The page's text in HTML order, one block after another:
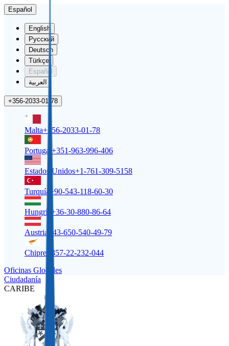
Español
English
Русский
Deutsch
Türkçe
Español
العربية
+356-2033-01-78
Malta+356-2033-01-78
Portugal +351-963-996-406
Estados Unidos+1-761-309-5158
Turquía +90-543-118-60-30
Hungría +36-30-880-86-64
Austria +43-650-540-49-79
Chipre +357-22-232-044
Oficinas Globales
Ciudadanía
CARIBE